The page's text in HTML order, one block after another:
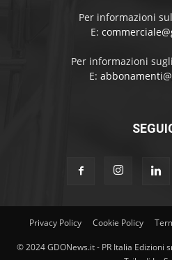
Per informazioni
E:
Per informazioni
E:
Privacy Policy Cookie Policy
© 2024 GDONews.it - PR Italia Edizioni